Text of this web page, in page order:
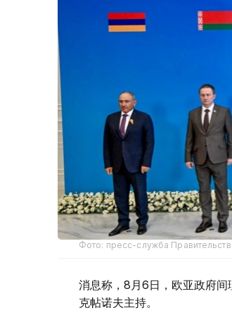
Фото: пресс-служба
消息称，8月6日，欧亚政府间
克帖诺夫主持。